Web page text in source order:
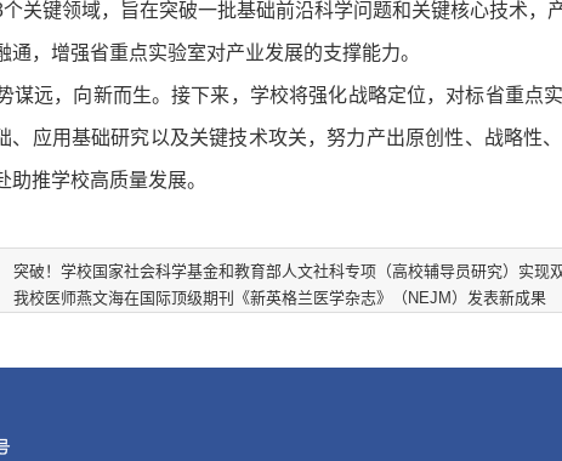
关键领域，旨在突破一批基础前沿科学问题和关键核心技术，
通，增强省重点实验室对产业发展的支撑能力。
谋远，向新而生。接下来，学校将强化战略定位，对标省重点
、应用基础研究以及关键技术攻关，努力产出原创性、战略性
助推学校高质量发展。
突破！学校国家社会科学基金和教育部人文社科专项（高校辅导员研究）实现
我校医师燕文海在国际顶级期刊《新英格兰医学杂志》（NEJM）发表新成果